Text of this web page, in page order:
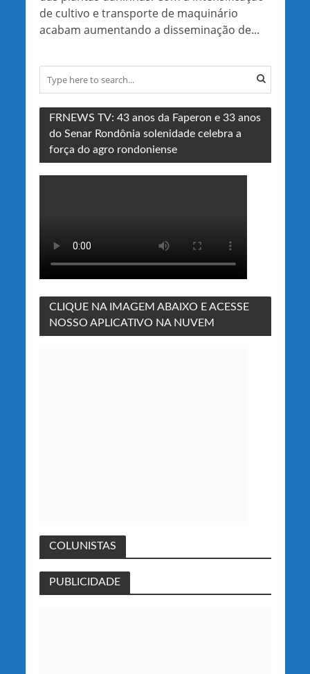
de cultivo e transporte de maquinário
acabam aumentando a disseminação de...
FRNEWS TV: 43 anos da Faperon e 33 anos
do Senar Rondônia solenidade celebra a
força do agro rondoniense
CLIQUE NA IMAGEM ABAIXO E ACESSE
NOSSO APLICATIVO NA NUVEM
COLUNISTAS
PUBLICIDADE